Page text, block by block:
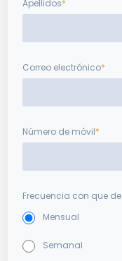
Apellidos*
Correo electrónico*
Número de móvil*
Frecuencia con que
Mensual
Semanal